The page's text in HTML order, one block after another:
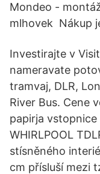
Mondeo -
mlhovek Nákup
Investirajte v
nameravate
tramvaj, DLR,
River Bus. Cene
papirja
WHIRLPOOL
stísněného
cm přísluší mezi